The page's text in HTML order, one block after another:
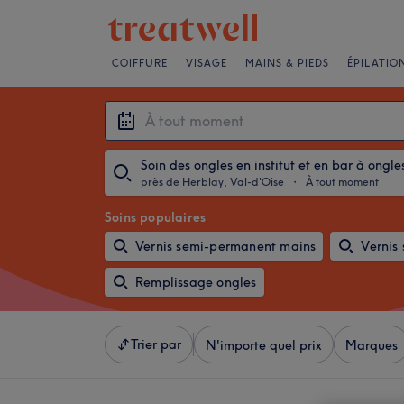
COIFFURE VISAGE MAINS & PIEDS ÉPILATION
Soin des ongles en institut et en bar à
près de Herblay, Val-d'Oise ・ À tout moment
Soins populaires
Vernis semi-permanent mains
Vernis
Remplissage ongles
Trier par N'importe quel prix Marques